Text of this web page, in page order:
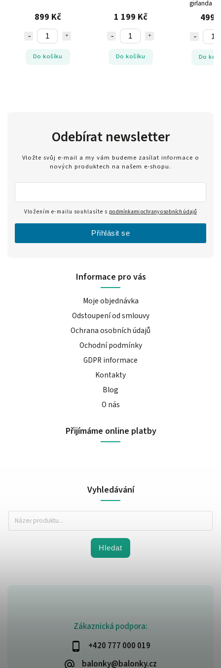
899 Kč
Do košíku
1 199 Kč
Do košíku
girlanda
499
Do
Zákaznická podpora:
+420 777 000 019
balonky@balonky.cz
Informace pro vás
Moje objednávka
Odstoupení od smlouvy
Ochrana osobních údajů
Ochodní podmínky
GDPR informace
Kontakty
Blog
O nás
Přijímáme online platby
Vyhledávání
Hledat
Odebírat newsletter
Vložte svůj e-mail a my vám budeme zasílat informace o
nových produktech na našem e-shopu.
Vložením e-mailu souhlasíte s podmínkami ochrany osobních údajů
Přihlásit se